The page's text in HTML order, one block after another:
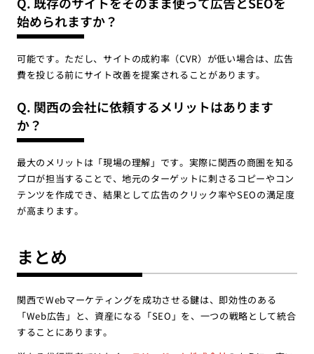
始められますか？
可能です。ただし、サイトの成約率（CVR）が低い場合は、広告
費を投じる前にサイト改善を提案されることがあります。
Q. 関西の会社に依頼するメリットはあります
か？
最大のメリットは「現場の理解」です。実際に関西の商圏を知る
プロが担当することで、地元のターゲットに刺さるコピーやコン
テンツを作成でき、結果として広告のクリック率やSEOの満足度
が高まります。
まとめ
関西でWebマーケティングを成功させる鍵は、即効性のある
「Web広告」と、資産になる「SEO」を、一つの戦略として統合
することにあります。